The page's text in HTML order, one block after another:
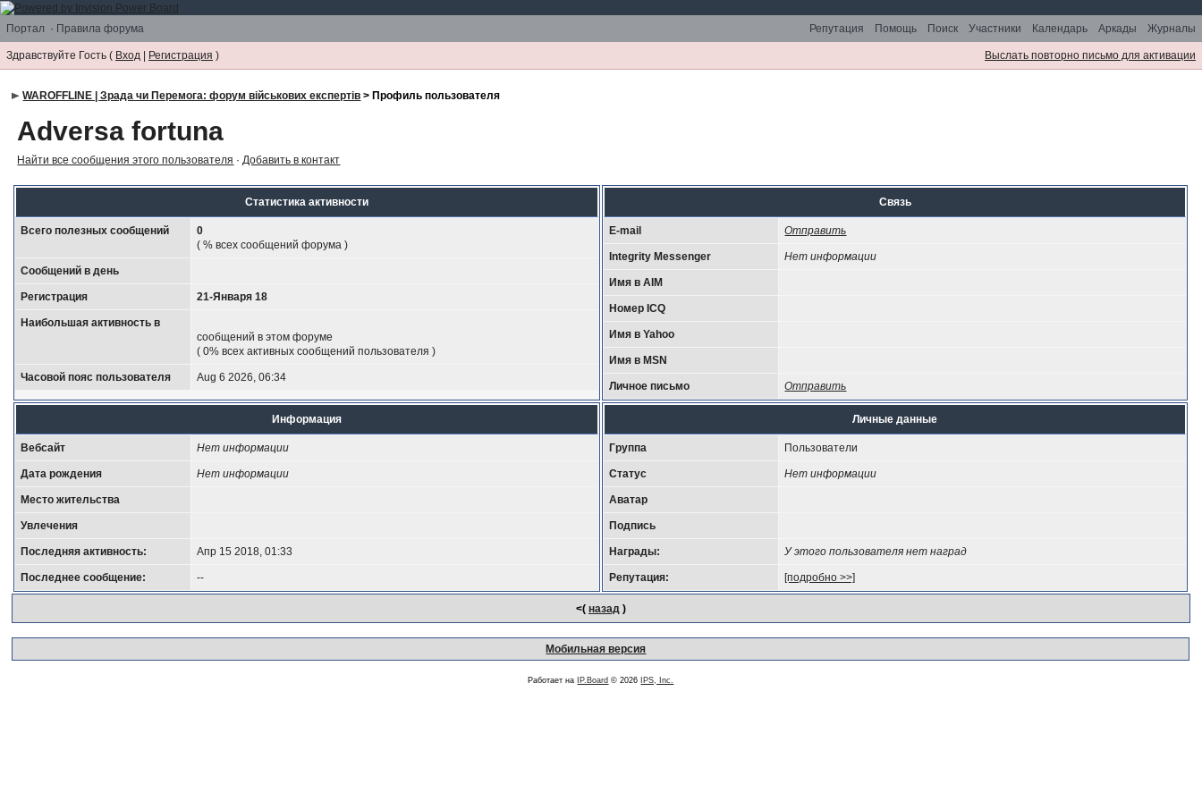
Портал · Правила форума Репутация Помощь Поиск Участники Календарь Аркады Журналы
Здравствуйте Гость ( Вход | Регистрация ) Выслать повторно письмо для активации
WAROFFLINE | Зрада чи Перемога: форум військових експертів > Профиль пользователя
Adversa fortuna
Найти все сообщения этого пользователя ·Добавить в контакт
Статистика активности
Всего полезных сообщений
0
( % всех сообщений форума )
Сообщений в день
Регистрация 21-Января 18
Наибольшая активность в
сообщений в этом форуме
( 0% всех активных сообщений пользователя )
Часовой пояс пользователя Aug 6 2026, 06:34
Связь
E-mail Отправить
Integrity Messenger Нет информации
Имя в AIM
Номер ICQ
Имя в Yahoo
Имя в MSN
Личное письмо Отправить
Информация
Вебсайт Нет информации
Дата рождения Нет информации
Место жительства
Увлечения
Последняя активность: Апр 15 2018, 01:33
Последнее сообщение: --
Личные данные
Группа Пользователи
Статус Нет информации
Аватар
Подпись
Награды: У этого пользователя нет наград
Репутация: [подробно >>]
<( назад)
Мобильная версия
Работает на IP.Board © 2026 IPS, Inc.